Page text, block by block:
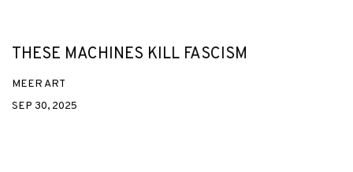
THESE MACHINES KILL FASCISM
MEER ART
SEP 30, 2025